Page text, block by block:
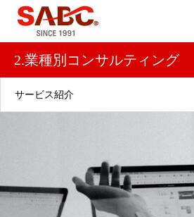
2.業種別コンサルティング
サービス紹介